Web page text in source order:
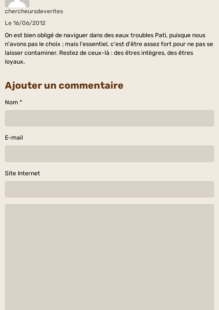
chercheursdeverites
Le 16/06/2012
On est bien obligé de naviguer dans des eaux troubles Pati, puisque nous
n'avons pas le choix ; mais l'essentiel, c'est d'être assez fort pour ne pas se
laisser contaminer. Restez de ceux-là : des êtres intègres, des êtres
loyaux.
Ajouter un commentaire
Nom
E-mail
Site Internet